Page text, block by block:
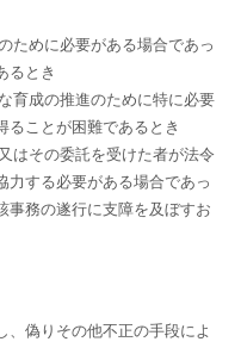
ために必要がある場合であっ
るとき
育成の推進のために特に必要
ることが困難であるとき
はその委託を受けた者が法令
力する必要がある場合であっ
事務の遂行に支障を及ぼすお
、偽りその他不正の手段によ